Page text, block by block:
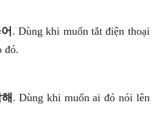
. Dùng khi muốn tắt điện thoại
đó.
. Dùng khi muốn ai đó nói lên